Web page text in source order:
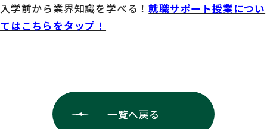
入学前から業界知識を学べる！就職サポート授業につい
てはこちらをタップ！
一覧へ戻る